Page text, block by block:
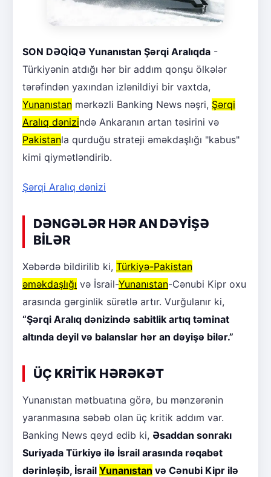
SON DƏQİQƏ Yunanıstan Şərqi Aralıqda -
Türkiyənin atdığı hər bir addım qonşu ölkələr
tərəfindən yaxından izlənildiyi bir vaxtda,
Yunanıstan mərkəzli Banking News nəşri, Şərqi
Aralıq dənizində Ankaranın artan təsirini və
Pakistanla qurduğu strateji əməkdaşlığı "kabus"
kimi qiymətləndirib.
Şərqi Aralıq dənizi
DƏNGƏLƏR HƏR AN DƏYİŞƏ
BİLƏR
Xəbərdə bildirilib ki, Türkiyə-Pakistan
əməkdaşlığı və İsrail-Yunanıstan-Cənubi Kipr oxu
arasında gərginlik sürətlə artır. Vurğulanır ki,
“Şərqi Aralıq dənizində sabitlik artıq təminat
altında deyil və balanslar hər an dəyişə bilər.”
ÜÇ KRİTİK HƏRƏKƏT
Yunanıstan mətbuatına görə, bu mənzərənin
yaranmasına səbəb olan üç kritik addım var.
Banking News qeyd edib ki, Əsaddan sonrakı
Suriyada Türkiyə ilə İsrail arasında rəqabət
dərinləşib, İsrail Yunanıstan və Cənubi Kipr ilə